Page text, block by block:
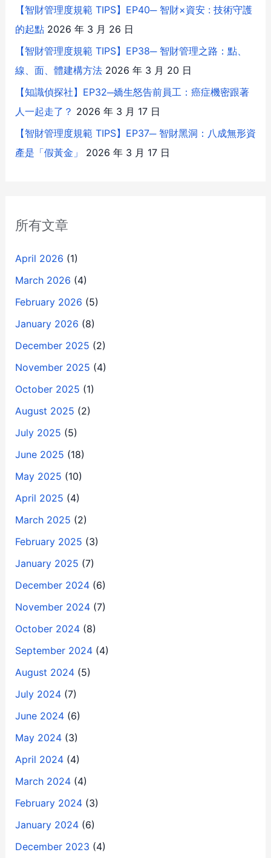
【智財管理度規範 TIPS】EP40─ 智財×資安 : 技術守護
的起點 2026 年 3 月 26 日
【智財管理度規範 TIPS】EP38─ 智財管理之路：點、
線、面、體建構方法 2026 年 3 月 20 日
【知識偵探社】EP32─嬌生怒告前員工：癌症機密跟著
人一起走了？ 2026 年 3 月 17 日
【智財管理度規範 TIPS】EP37─ 智財黑洞：八成無形資
產是「假黃金」
2026 年 3 月 17 日
所有文章
April 2026 (1)
March 2026 (4)
February 2026 (5)
January 2026 (8)
December 2025 (2)
November 2025 (4)
October 2025 (1)
August 2025 (2)
July 2025 (5)
June 2025 (18)
May 2025 (10)
April 2025 (4)
March 2025 (2)
February 2025 (3)
January 2025 (7)
December 2024(6)
November 2024(7)
October 2024(8)
September 2024(4)
August 2024(5)
July 2024(7)
June 2024(6)
May 2024(3)
April 2024(4)
March 2024(4)
February 2024(3)
January 2024(6)
December 2023 (4)